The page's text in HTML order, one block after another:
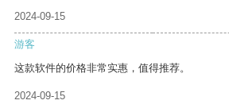
2024-09-15
游客
这款软件的价格非常实惠，值得推荐。
2024-09-15